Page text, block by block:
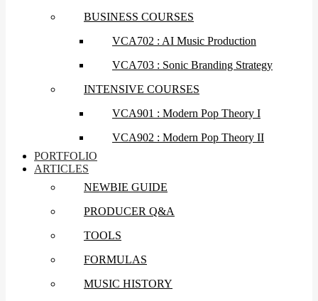
BUSINESS COURSES
VCA702 : AI Music Production
VCA703 : Sonic Branding Strategy
INTENSIVE COURSES
VCA901 : Modern Pop Theory I
VCA902 : Modern Pop Theory II
PORTFOLIO
ARTICLES
NEWBIE GUIDE
PRODUCER Q&A
TOOLS
FORMULAS
MUSIC HISTORY